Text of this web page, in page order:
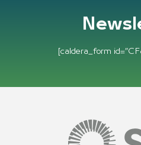
[caldera_form